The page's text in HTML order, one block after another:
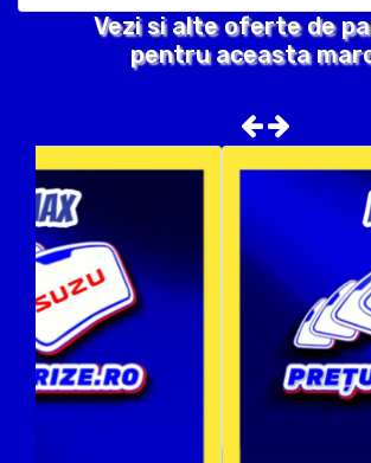
Vezi si alte oferte de
pentru aceasta